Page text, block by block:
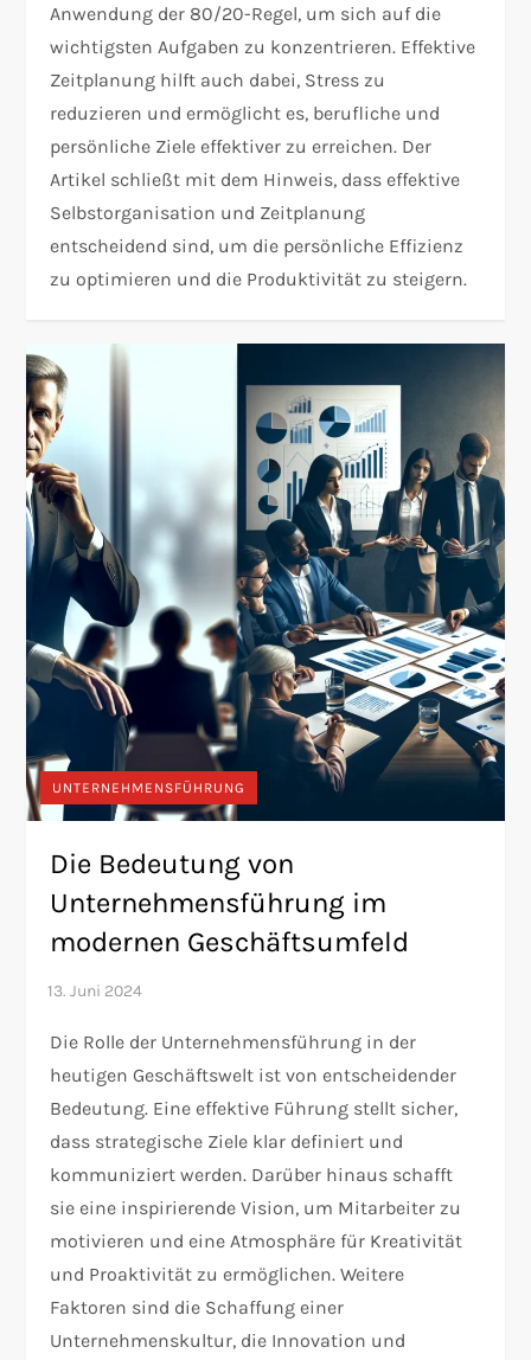
Anwendung der 80/20-Regel, um sich auf die
wichtigsten Aufgaben zu konzentrieren. Effektive
Zeitplanung hilft auch dabei, Stress zu
reduzieren und ermöglicht es, berufliche und
persönliche Ziele effektiver zu erreichen. Der
Artikel schließt mit dem Hinweis, dass effektive
Selbstorganisation und Zeitplanung
entscheidend sind, um die persönliche Effizienz
zu optimieren und die Produktivität zu steigern.
UNTERNEHMENSFÜHRUNG
Die Bedeutung von
Unternehmensführung im
modernen Geschäftsumfeld
Die Rolle der Unternehmensführung in der
heutigen Geschäftswelt ist von entscheidender
Bedeutung. Eine effektive Führung stellt sicher,
dass strategische Ziele klar definiert und
kommuniziert werden. Darüber hinaus schafft
sie eine inspirierende Vision, um Mitarbeiter zu
motivieren und eine Atmosphäre für Kreativität
und Proaktivität zu ermöglichen. Weitere
Faktoren sind die Schaffung einer
Unternehmenskultur, die Innovation und